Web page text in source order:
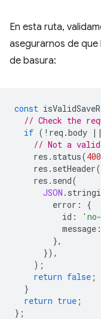
En esta ruta,
asegurarnos de que
de basura:
const
// Check the
if ( ! req .body ||
// Not a
res . status(400
res . setHeader(
res . send(
JSON .
error :
{
id :
message :
},
}),
);
return false ;
}
return true ;
};